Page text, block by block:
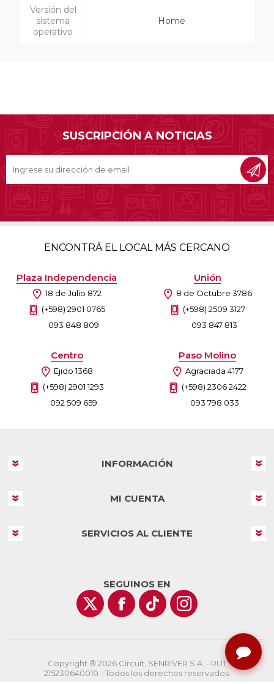
Versión del
sistema
operativo
Home
SUSCRIPCIÓN A NOTICIAS
ENCONTRÁ EL LOCAL MÁS CERCANO
Plaza Independencia
18 de Julio 872
(+598) 2901 0765
093 848 809
Unión
8 de Octubre 3786
(+598) 2509 3127
093 847 813
Centro
Ejido 1368
(+598) 2901 1293
092 509 659
Paso Molino
Agraciada 4177
(+598) 2306 2422
093 798 033
INFORMACIÓN
MI CUENTA
SERVICIOS AL CLIENTE
SEGUINOS EN
Copyright ® 2026 Circuit. SENRIVER S.A. - RUT
215230640010 - Todos los derechos reservados.